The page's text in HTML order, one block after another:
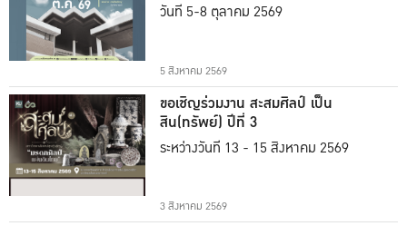
วันที่ 5-8 ตุลาคม 2569
5 สิงหาคม 2569
ขอเชิญร่วมงาน สะสมศิลป์ เป็น
สิน(ทรัพย์) ปีที่ 3
ระหว่างวันที่ 13 - 15 สิงหาคม 2569
3 สิงหาคม 2569